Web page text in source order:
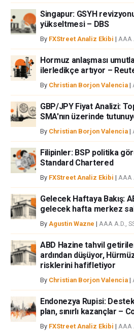
bilgilerin kullanımı nedeniyle doğrudan
çıkabilecek herhangi bir kar kaybı herhangi
herhangi bir kayıp ya da hasar için
Singapur: GSYH
yükseltmesi – DBS
By FXStreet Analiz Ekibi | AAA
Hormuz anlaşması
ilerledikçe artıyor –
By Christian Borjon Valencia |
GBP/JPY Fiyat Analizi:
SMA'nın üzerinde
By Christian Borjon Valencia |
Filipinler: BSP politika
Standard Chartered
By FXStreet Analiz Ekibi | AAA
Gelecek Haftaya Bakış:
gelecek hafta merkez
By Agustin Wazne | AAA A.D.,
ABD Hazine tahvil
ardından düşüyor,
risklerini hafifletiyor
By Christian Borjon Valencia |
Endonezya Rupisi:
plan, sınırlı kazançlar –
By FXStreet Analiz Ekibi | AAA